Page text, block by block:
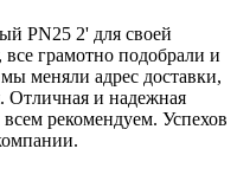
PN25 2' для своей
грамотно подобрали и
меняли адрес доставки,
Отличная и надежная
рекомендуем. Успехов